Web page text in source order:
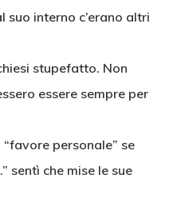
suo interno c’erano altri
stupefatto. Non
essere sempre per
personale” se
sentì che mise le sue